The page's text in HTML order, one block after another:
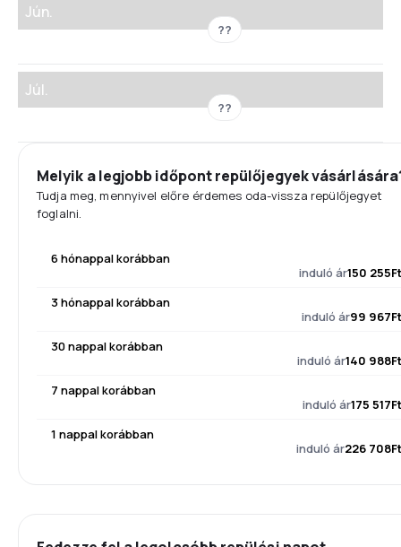
Jún.
??
Júl.
??
Melyik a legjobb időpont repülőjegyek
Tudja meg, mennyivel előre érdemes oda-vissza repülőjegyet
foglalni.
6 hónappal korábban
induló ár150 255Ft
3 hónappal korábban
induló ár99 967Ft
30 nappal korábban
induló ár140 988Ft
7 nappal korábban
induló ár175 517Ft
1 nappal korábban
induló ár226 708Ft